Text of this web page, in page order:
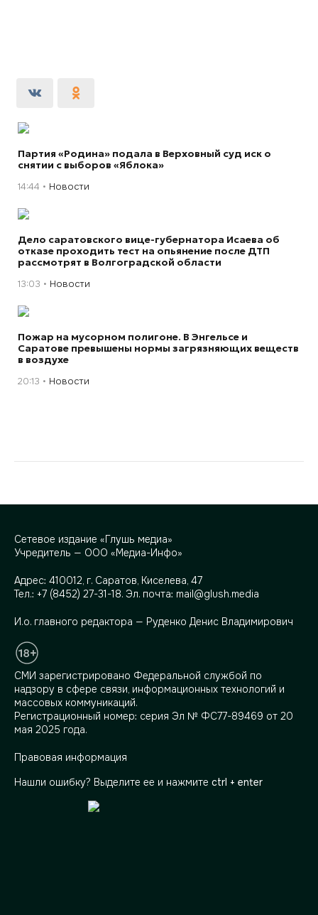
Партия «Родина» подала в Верховный суд иск о
снятии с выборов «Яблока»
14:44 Новости
Дело саратовского вице-губернатора Исаева об
отказе проходить тест на опьянение после ДТП
рассмотрят в Волгоградской области
13:03 Новости
Пожар на мусорном полигоне. В Энгельсе и
Саратове превышены нормы загрязняющих веществ
в воздухе
20:13 Новости
Сетевое издание «Глушь медиа»
Учредитель — ООО «Медиа-Инфо»
Адрес: 410012, г. Саратов, Киселева, 47
Тел.: +7 (8452) 27-31-18. Эл. почта: mail@glush.media
И.о. главного редактора — Руденко Денис Владимирович
СМИ зарегистрировано Федеральной службой по
надзору в сфере связи, информационных технологий и
массовых коммуникаций.
Регистрационный номер: серия Эл № ФС77-89469 от 20
мая 2025 года.
Правовая информация
Нашли ошибку? Выделите ее и нажмите ctrl + enter